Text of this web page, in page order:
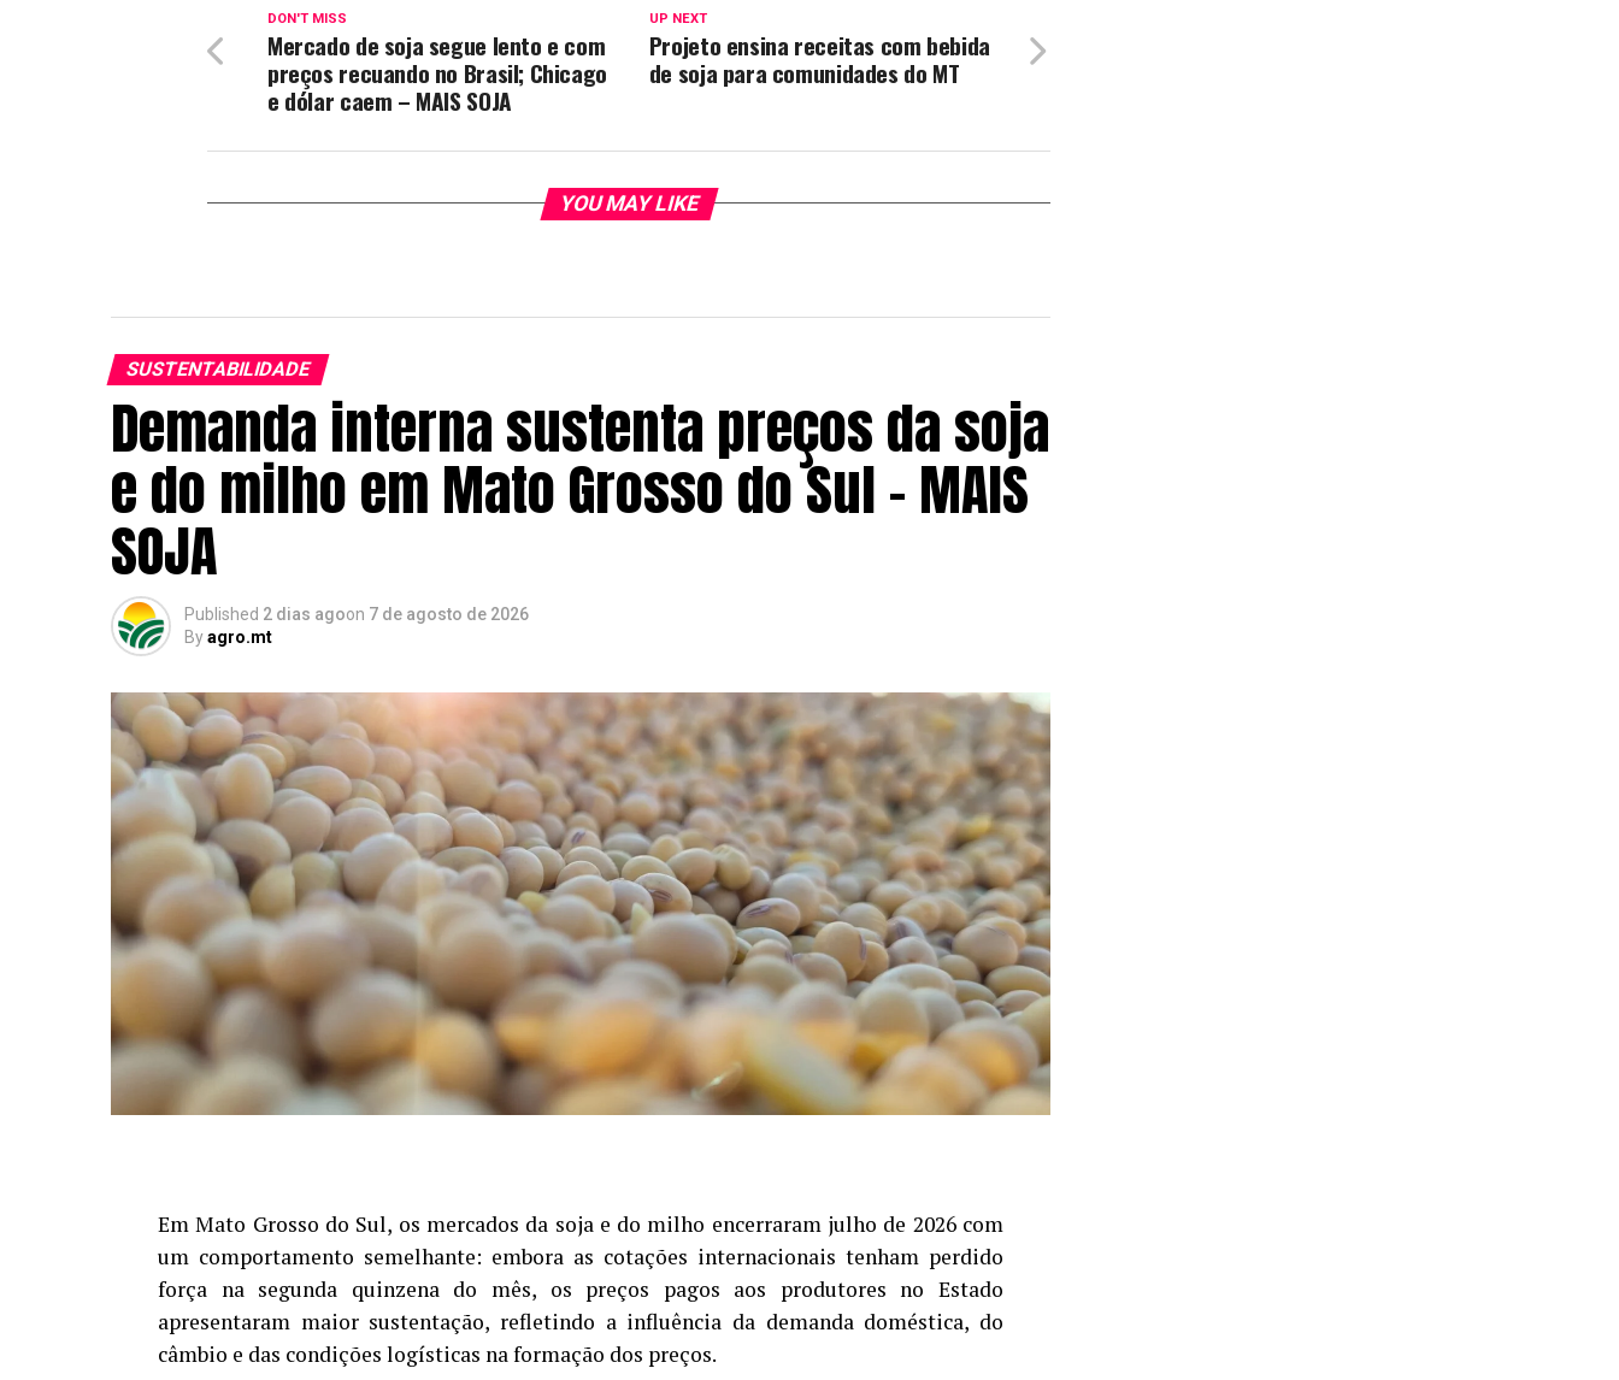
UP NEXT
Projeto ensina receitas com bebida
de soja para comunidades do MT
DON'T MISS
Mercado de soja segue lento e com
preços recuando no Brasil; Chicago
e dólar caem – MAIS SOJA
YOU MAY LIKE
SUSTENTABILIDADE
Demanda interna sustenta preços da soja
e do milho em Mato Grosso do Sul – MAIS
SOJA
Published 2 dias agoon 7 de agosto de 2026
Byagro.mt
Em Mato Grosso do Sul, os mercados da soja e do milho encerraram julho de 2026 com
um comportamento semelhante: embora as cotações internacionais tenham perdido
força na segunda quinzena do mês, os preços pagos aos produtores no Estado
apresentaram maior sustentação, refletindo a influência da demanda doméstica, do
câmbio e das condições logísticas na formação dos preços.